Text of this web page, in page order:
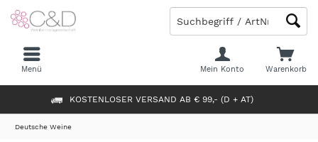
KOSTENLOSER VERSAND AB € 99,- (D + AT)
Warenkorb
Mein Konto
Menü
Deutsche Weine